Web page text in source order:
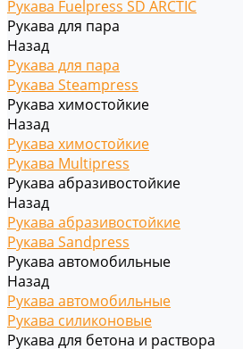
Рукава Fuelpress SD ARCTIC
Рукава для пара
Назад
Рукава для пара
Рукава Steampress
Рукава химостойкие
Назад
Рукава химостойкие
Рукава Multipress
Рукава абразивостойкие
Назад
Рукава абразивостойкие
Рукава Sandpress
Рукава автомобильные
Назад
Рукава автомобильные
Рукава силиконовые
Рукава для бетона и раствора